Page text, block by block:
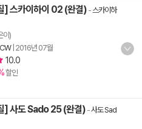
] 스카이하이 02 (완결) -스카이하
이)
| 2016년 07월
10.0
할인
] 사도 Sado 25 (완결) -사도 Sad